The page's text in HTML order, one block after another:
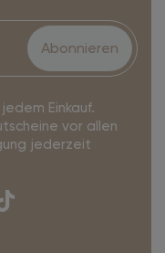
Abonnieren
Einkauf.
vor allen
jederzeit